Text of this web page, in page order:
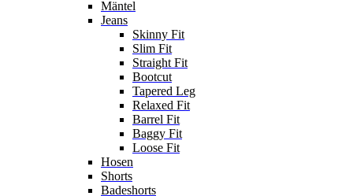
Mäntel
Jeans
Skinny Fit
Slim Fit
Straight Fit
Bootcut
Tapered Leg
Relaxed Fit
Barrel Fit
Baggy Fit
Loose Fit
Hosen
Shorts
Badeshorts